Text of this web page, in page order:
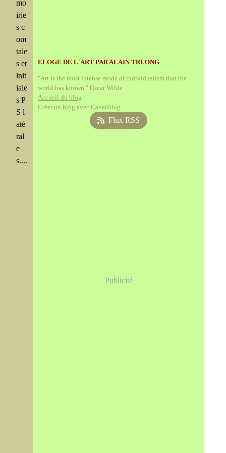
mo
irie
s c
om
tale
s et
init
iale
s P
S l
até
ral
e
s....
ELOGE DE L'ART PAR ALAIN TRUONG
"Art is the most intense mode of individualism that the
world has known." Oscar Wilde
Accueil du blog
Créer un blog avec CanalBlog
Flux RSS
Publicité